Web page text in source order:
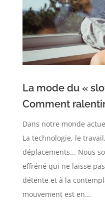
La mode du «
Comment
Dans notre monde
La technologie, le
déplacements... Nous
effréné qui ne laisse
détente et à la
mouvement est en...